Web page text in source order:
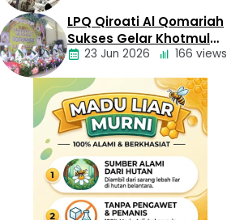
Khazanah
Khazanah
LPQ Qiroati Al Qomariah
Sukses Gelar Khotmul
Qur’an Angkatan Perdana
23 Jun 2026 166 views